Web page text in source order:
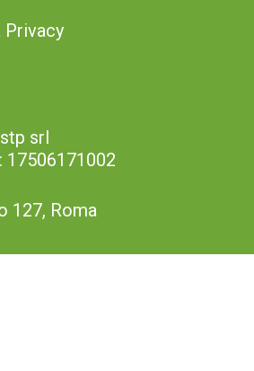
Privacy
srl
17506171002
127, Roma